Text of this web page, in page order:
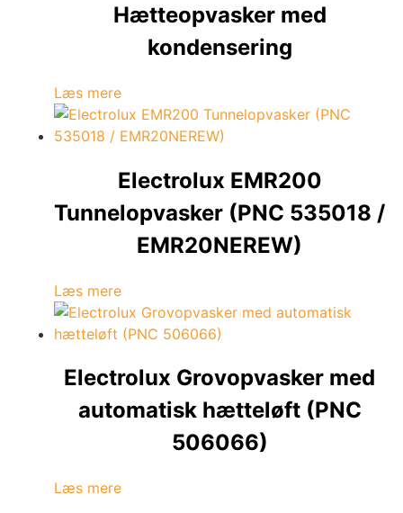
Hætteopvasker med
kondensering
Læs mere
Electrolux EMR200
Tunnelopvasker (PNC 535018 /
EMR20NEREW)
Læs mere
Electrolux Grovopvasker med
automatisk hætteløft (PNC
506066)
Læs mere